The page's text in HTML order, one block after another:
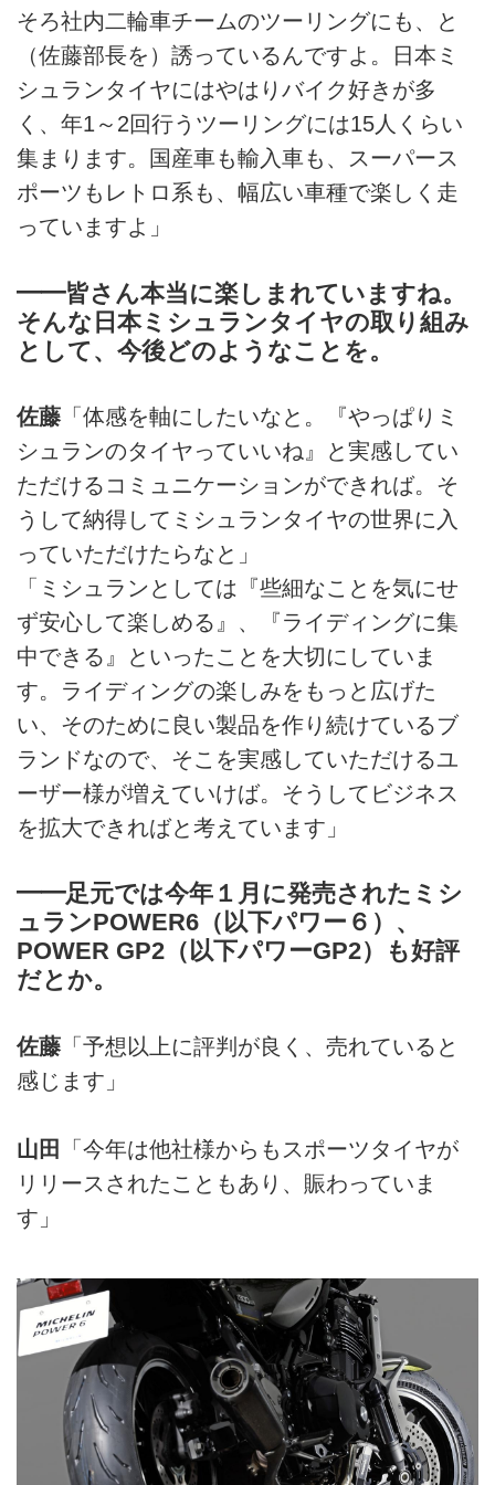
そろ社内二輪車チームのツーリングにも、と
（佐藤部長を）誘っているんですよ。日本ミ
シュランタイヤにはやはりバイク好きが多
く、年1～2回行うツーリングには15人くらい
集まります。国産車も輸入車も、スーパース
ポーツもレトロ系も、幅広い車種で楽しく走
っていますよ」
━━皆さん本当に楽しまれていますね。
そんな日本ミシュランタイヤの取り組み
として、今後どのようなことを。
佐藤 「体感を軸にしたいなと。『やっぱりミ
シュランのタイヤっていいね』と実感してい
ただけるコミュニケーションができれば。そ
うして納得してミシュランタイヤの世界に入
っていただけたらなと」
「ミシュランとしては『些細なことを気にせ
ず安心して楽しめる』、『ライディングに集
中できる』といったことを大切にしていま
す。ライディングの楽しみをもっと広げた
い、そのために良い製品を作り続けているブ
ランドなので、そこを実感していただけるユ
ーザー様が増えていけば。そうしてビジネス
を拡大できればと考えています」
━━足元では今年１月に発売されたミシ
ュランPOWER6（以下パワー６）、
POWER GP2（以下パワーGP2）も好評
だとか。
佐藤 「予想以上に評判が良く、売れていると
感じます」
山田
「今年は他社様からもスポーツタイヤが
リリースされたこともあり、賑わっていま
す」